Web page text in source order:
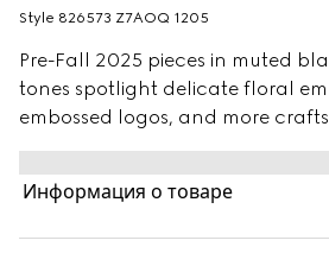
Style ‎826573 Z7AOQ 1205
Pre-Fall 2025 pieces in muted
tones spotlight delicate floral
embossed logos, and more
Crafted from dark grey wool
pants is completed with a Gucci
detail.
Информация о товаре